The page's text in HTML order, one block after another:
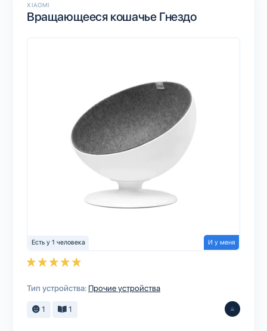
XIAOMI
Вращающееся кошачье Гнездо
Есть у 1 человека И у меня
Тип устройства: Прочие устройства
1 1